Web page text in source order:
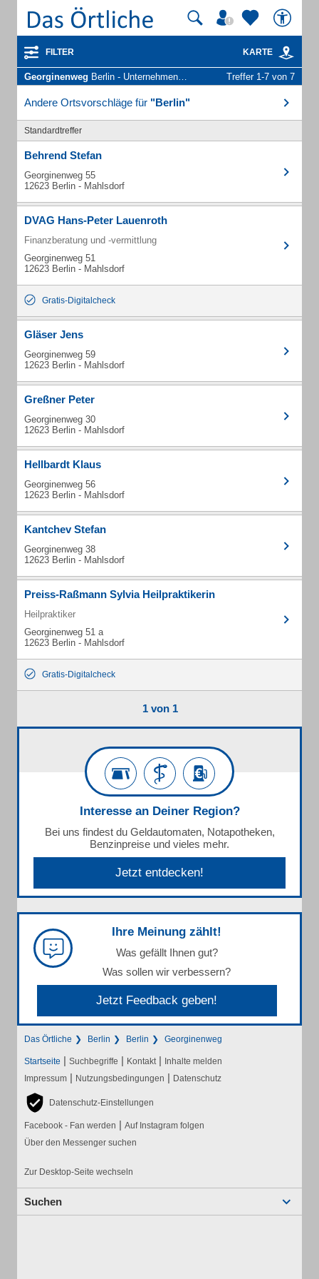
FILTER KARTE
Georginenweg Berlin - Unternehmen und Personen Treffer 1-7 von 7
Andere Ortsvorschläge für "Berlin"
Standardtreffer
Behrend Stefan
Georginenweg 55
12623 Berlin - Mahlsdorf
DVAG Hans-Peter Lauenroth
Finanzberatung und -vermittlung
Georginenweg 51
12623 Berlin - Mahlsdorf
Gratis-Digitalcheck
Gläser Jens
Georginenweg 59
12623 Berlin - Mahlsdorf
Greßner Peter
Georginenweg 30
12623 Berlin - Mahlsdorf
Hellbardt Klaus
Georginenweg 56
12623 Berlin - Mahlsdorf
Kantchev Stefan
Georginenweg 38
12623 Berlin - Mahlsdorf
Preiss-Raßmann Sylvia Heilpraktikerin
Heilpraktiker
Georginenweg 51 a
12623 Berlin - Mahlsdorf
Gratis-Digitalcheck
1 von 1
Interesse an Deiner Region?
Bei uns findest du Geldautomaten, Notapotheken,
Benzinpreise und vieles mehr.
Jetzt entdecken!
Ihre Meinung zählt!
Was gefällt Ihnen gut?
Was sollen wir verbessern?
Jetzt Feedback geben!
Das Örtliche Berlin Berlin Georginenweg
Startseite | Suchbegriffe | Kontakt | Inhalte melden
Impressum | Nutzungsbedingungen | Datenschutz
Datenschutz-Einstellungen
Facebook - Fan werden | Auf Instagram folgen
Über den Messenger suchen
Zur Desktop-Seite wechseln
Suchen